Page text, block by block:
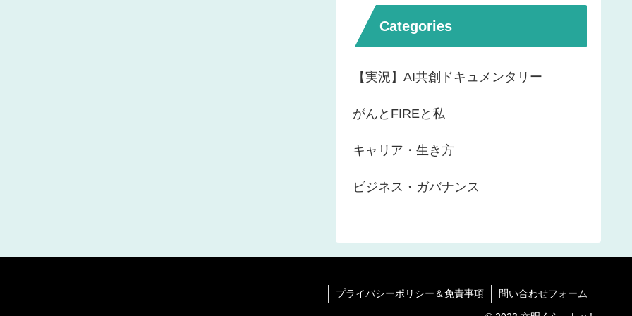
Categories
【実況】AI共創ドキュメンタリー
がんとFIREと私
キャリア・生き方
ビジネス・ガバナンス
プライバシーポリシー＆免責事項 問い合わせフォーム